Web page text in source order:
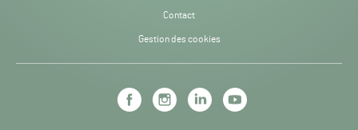
Contact
Gestion des cookies